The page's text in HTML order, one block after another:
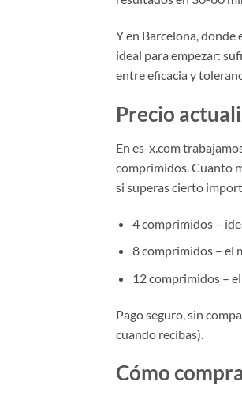
Y en Barcelona, donde
ideal para empezar:
entre eficacia y
Precio
En es-x.com
comprimidos. Cuanto
si superas cierto
4 comprimidos –
8 comprimidos – el
12 comprimidos –
Pago seguro, sin
cuando recibas).
Cómo